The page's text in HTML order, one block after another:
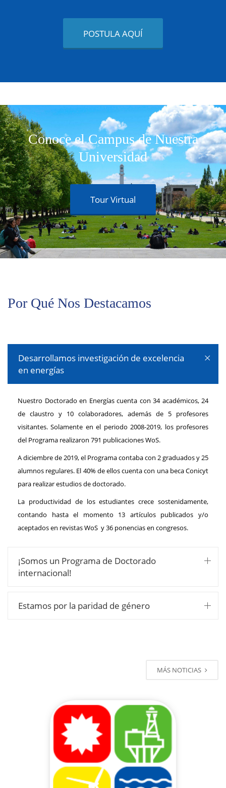
POSTULA AQUÍ
Conoce el Campus de Nuestra
Universidad
Tour Virtual
Por Qué Nos Destacamos
Desarrollamos investigación de excelencia
en energías
Nuestro Doctorado en Energías cuenta con 34 académicos, 24
de claustro y 10 colaboradores, además de 5 profesores
visitantes. Solamente en el periodo 2008-2019, los profesores
del Programa realizaron 791 publicaciones WoS.
A diciembre de 2019, el Programa contaba con 2 graduados y 25
alumnos regulares. El 40% de ellos cuenta con una beca Conicyt
para realizar estudios de doctorado.
La productividad de los estudiantes crece sostenidamente,
contando hasta el momento 13 artículos publicados y/o
aceptados en revistas WoS y 36 ponencias en congresos.
¡Somos un Programa de Doctorado
internacional!
Estamos por la paridad de género
MÁS NOTICIAS